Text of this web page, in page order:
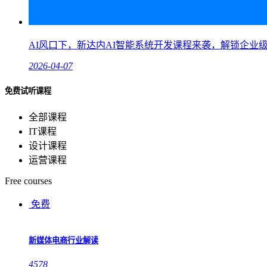
AI风口下，新达内AI智能系统开发课程来袭，解锁企业
2026-04-07
免费试听课程
全部课程
IT课程
设计课程
运营课程
Free courses
免费
新媒体电商行业解读
4578